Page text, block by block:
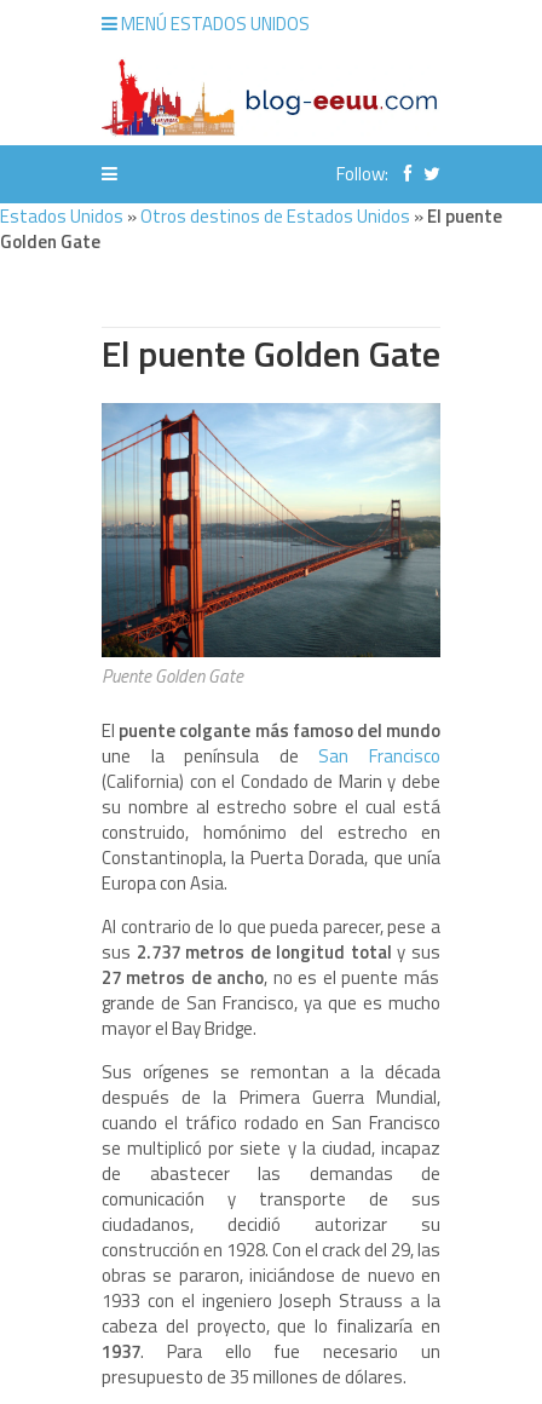
MENÚ ESTADOS UNIDOS
Follow:
Estados Unidos »Otros destinos de Estados Unidos »El puente
Golden Gate
El puente Golden Gate
Puente Golden Gate
El puente colgante más famoso del mundo
une la península de San Francisco
(California) con el Condado de Marin y debe
su nombre al estrecho sobre el cual está
construido, homónimo del estrecho en
Constantinopla, la Puerta Dorada, que unía
Europa con Asia.
Al contrario de lo que pueda parecer, pese a
sus 2.737 metros de longitud total y sus
27 metros de ancho, no es el puente más
grande de San Francisco, ya que es mucho
mayor el Bay Bridge.
Sus orígenes se remontan a la década
después de la Primera Guerra Mundial,
cuando el tráfico rodado en San Francisco
se multiplicó por siete y la ciudad, incapaz
de abastecer las demandas de
comunicación y transporte de sus
ciudadanos, decidió autorizar su
construcción en 1928. Con el crack del 29, las
obras se pararon, iniciándose de nuevo en
1933 con el ingeniero Joseph Strauss a la
cabeza del proyecto, que lo finalizaría en
1937. Para ello fue necesario un
presupuesto de 35 millones de dólares.